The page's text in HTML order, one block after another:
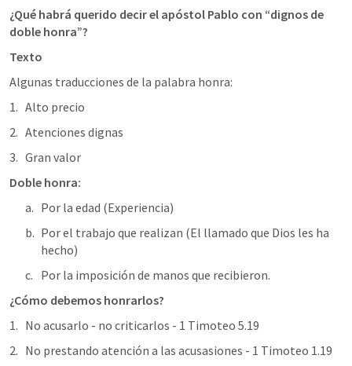
¿Qué habrá querido decir el apóstol Pablo con “dignos de
doble honra”?
Texto
Algunas traducciones de la palabra honra:
Alto precio
Atenciones dignas
Gran valor
Doble honra:
Por la edad (Experiencia)
Por el trabajo que realizan (El llamado que Dios les ha
hecho)
Por la imposición de manos que recibieron.
¿Cómo debemos honrarlos?
No acusarlo - no criticarlos - 1 Timoteo 5.19
No prestando atención a las acusasiones - 1 Timoteo 1.19